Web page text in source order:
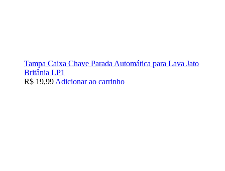
Tampa Caixa Chave Parada Automática para Lava Jato
Britânia LP1
R$ 19,99Adicionar ao carrinho